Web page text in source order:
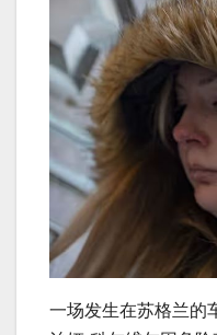
一场发生在苏格兰的